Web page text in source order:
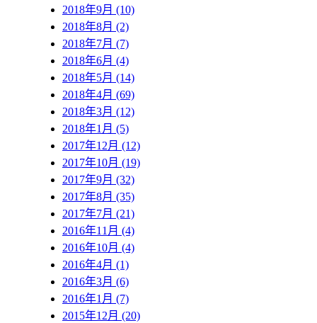
2018年9月 (10)
2018年8月 (2)
2018年7月 (7)
2018年6月 (4)
2018年5月 (14)
2018年4月 (69)
2018年3月 (12)
2018年1月 (5)
2017年12月 (12)
2017年10月 (19)
2017年9月 (32)
2017年8月 (35)
2017年7月 (21)
2016年11月 (4)
2016年10月 (4)
2016年4月 (1)
2016年3月 (6)
2016年1月 (7)
2015年12月 (20)